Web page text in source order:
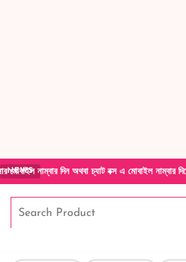
NEWS
দিন অথবা চ্যাট বক্স এ মোবাইল নাম্বার দিয়ে